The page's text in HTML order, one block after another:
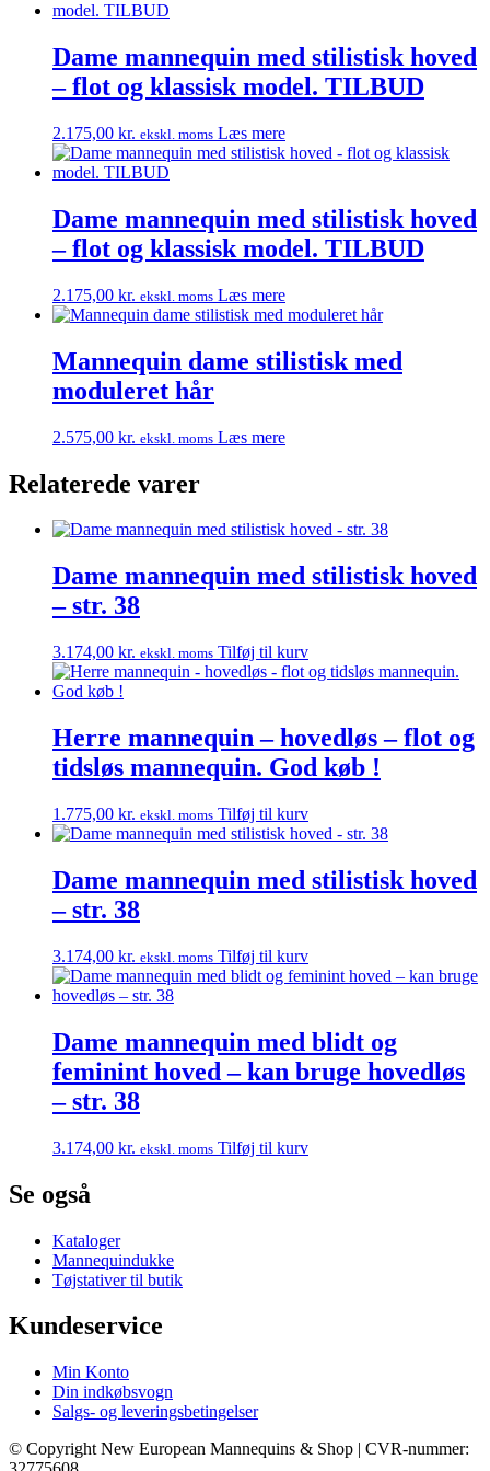
Dame mannequin med stilistisk hoved
– flot og klassisk model. TILBUD
2.175,00 kr. ekskl. moms Læs mere
Dame mannequin med stilistisk hoved
– flot og klassisk model. TILBUD
2.175,00 kr. ekskl. moms Læs mere
Mannequin dame stilistisk med
moduleret hår
2.575,00 kr. ekskl. moms Læs mere
Relaterede varer
Dame mannequin med stilistisk hoved
– str. 38
3.174,00 kr. ekskl. moms Tilføj til kurv
Herre mannequin – hovedløs – flot og
tidsløs mannequin. God køb !
1.775,00 kr. ekskl. moms Tilføj til kurv
Dame mannequin med stilistisk hoved
– str. 38
3.174,00 kr. ekskl. moms Tilføj til kurv
Dame mannequin med blidt og
feminint hoved – kan bruge hovedløs
– str. 38
3.174,00 kr. ekskl. moms Tilføj til kurv
Se også
Kataloger
Mannequindukke
Tøjstativer til butik
Kundeservice
Min Konto
Din indkøbsvogn
Salgs- og leveringsbetingelser
© Copyright New European Mannequins & Shop | CVR-nummer: